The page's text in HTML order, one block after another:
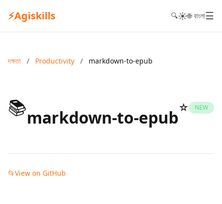
⚡Agiskills 🔍☀️🌐 বাংলা☰
দক্ষতা / Productivity / markdown-to-epub
📚markdown-to-epub☆ NEW
📂View on GitHub